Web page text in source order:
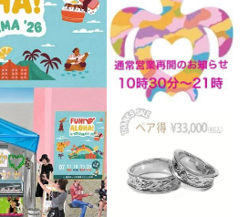
円前後ととてもリーズナブルでその
ただけます✨✨ 文字彫は15分〜
ば、即お渡し可能です(๑˃̵ᴗ˂̵) また、
として人気のオスとメスのホヌ?が
のアイテムたちは、これまでも多
な日々にそっと寄り添い、かけが
けしております。 カスタムやオーダ
も直接デザイナーとご相談できる
らではの強みです? ぜひ、貴方だ
リーを身につける幸せ、喜びをご
は、みなとみらいの横浜ワールド